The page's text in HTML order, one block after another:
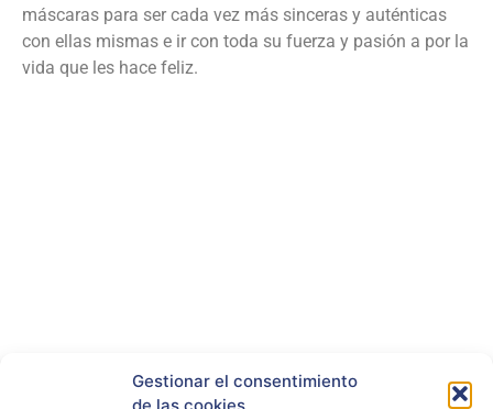
Gestionar el consentimiento
máscaras para ser cada vez más sinceras y auténticas
con ellas mismas e ir con toda su fuerza y pasión a por la
vida que les hace feliz.
RRSS